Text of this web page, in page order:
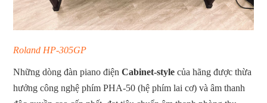
Roland HP-305GP
Những dòng đàn piano điệnCabinet-style của hãng được thừa
hưởng công nghệ phím PHA-50 (hệ phím lai cơ) và âm thanh